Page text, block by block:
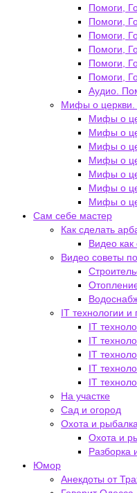
Помоги,
Помоги,
Помоги,
Помоги,
Помоги,
Помоги,
Аудио.
Мифы о
Мифы о
Мифы о
Мифы о
Мифы о
Мифы о
Мифы о
Мифы о
Сам себе мастер
Как сделать
Видео как
Видео советы
IT технологии и
IT
IT
IT
IT
IT
На участке
Сад и огород
Охота и
Охота и
Разборка
Юмор
Анекдоты от